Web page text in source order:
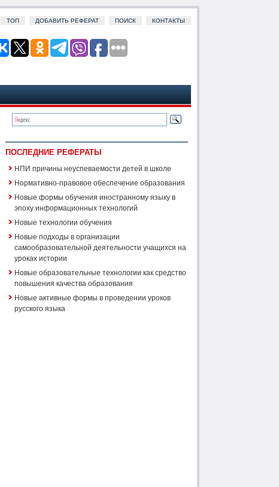
ТОП ДОБАВИТЬ РЕФЕРАТ ПОИСК КОНТАКТЫ
ПОСЛЕДНИЕ РЕФЕРАТЫ
НПИ причины неуспеваемости детей в школе
Нормативно-правовое обеспечение образования
Новые формы обучения иностранному языку в
эпоху информационных технологий
Новые технологии обучения
Новые подходы в организации
самообразовательной деятельности учащихся на
уроках истории
Новые образовательные технологии как средство
повышения качества образования
Новые активные формы в проведении уроков
русского языка